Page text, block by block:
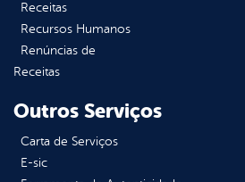
Receitas
Recursos Humanos
Renúncias de
Receitas
Outros Serviços
Carta de Serviços
E-sic